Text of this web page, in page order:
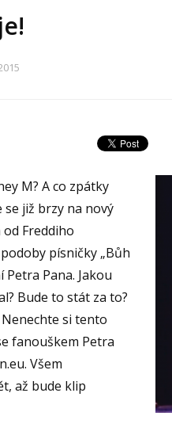
M? A co zpátky
se již brzy na nový
Freddiho
písničky „Bůh
Petra Pana. Jakou
Bude to stát za to?
si tento
fanouškem Petra
Všem
až bude klip